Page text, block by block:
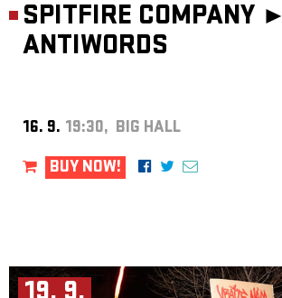
SPITFIRE COMPANY ►
ANTIWORDS
16. 9. 19:30, BIG HALL
BUY NOW!